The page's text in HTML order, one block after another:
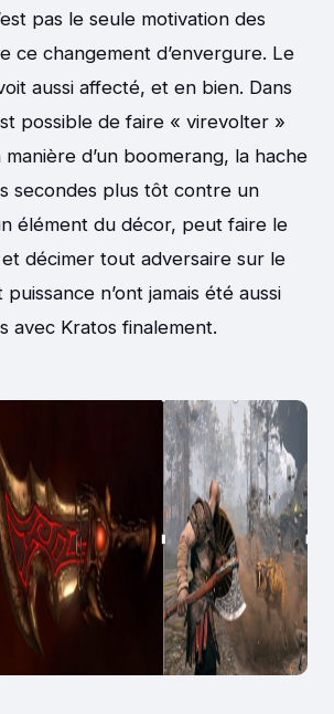
pas le seule motivation des
ce changement d’envergure. Le
aussi affecté, et en bien. Dans
possible de faire « virevolter »
d’un boomerang, la hache
secondes plus tôt contre un
élément du décor, peut faire le
décimer tout adversaire sur le
n’ont jamais été aussi
avec Kratos finalement.